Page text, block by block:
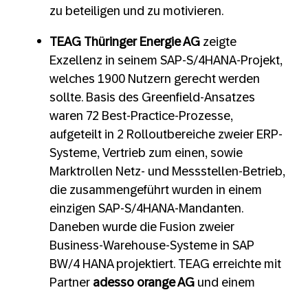
zu beteiligen und zu motivieren.
TEAG Thüringer Energie AG zeigte
Exzellenz in seinem SAP-S/4HANA-Projekt,
welches 1900 Nutzern gerecht werden
sollte. Basis des Greenfield-Ansatzes
waren 72 Best-Practice-Prozesse,
aufgeteilt in 2 Rolloutbereiche zweier ERP-
Systeme, Vertrieb zum einen, sowie
Marktrollen Netz- und Messstellen-Betrieb,
die zusammengeführt wurden in einem
einzigen SAP-S/4HANA-Mandanten.
Daneben wurde die Fusion zweier
Business-Warehouse-Systeme in SAP
BW/4 HANA projektiert. TEAG erreichte mit
Partner adesso orange AG und einem